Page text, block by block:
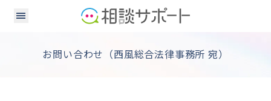
お問い合わせ（西風総合法律事務所 宛）